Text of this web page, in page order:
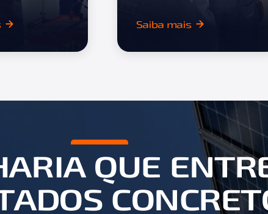
Saiba mais
QUE